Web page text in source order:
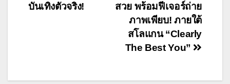
สวย พร้อมฟีเจอร์ถ่าย
ภาพเพียบ! ภายใต้
สโลแกน “Clearly
The Best You”
บันเทิงตัวจริง!